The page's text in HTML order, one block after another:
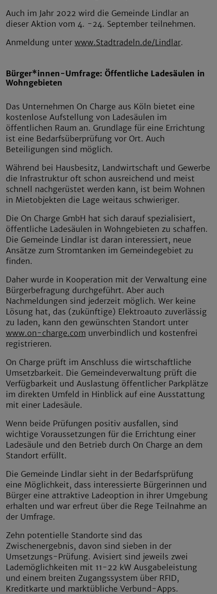
Auch im Jahr 2022 wird die Gemeinde Lindlar an
dieser Aktion vom 4. -24. September teilnehmen.
Anmeldung unter www.Stadtradeln.de/Lindlar.
Bürger*innen-Umfrage: Öffentliche Ladesäulen in
Wohngebieten
Das Unternehmen On Charge aus Köln bietet eine
kostenlose Aufstellung von Ladesäulen im
öffentlichen Raum an. Grundlage für eine Errichtung
ist eine Bedarfsüberprüfung vor Ort. Auch
Beteiligungen sind möglich.
Während bei Hausbesitz, Landwirtschaft und Gewerbe
die Infrastruktur oft schon ausreichend und meist
schnell nachgerüstet werden kann, ist beim Wohnen
in Mietobjekten die Lage weitaus schwieriger.
Die On Charge GmbH hat sich darauf spezialisiert,
öffentliche Ladesäulen in Wohngebieten zu schaffen.
Die Gemeinde Lindlar ist daran interessiert, neue
Ansätze zum Stromtanken im Gemeindegebiet zu
finden.
Daher wurde in Kooperation mit der Verwaltung eine
Bürgerbefragung durchgeführt. Aber auch
Nachmeldungen sind jederzeit möglich. Wer keine
Lösung hat, das (zukünftige) Elektroauto zuverlässig
zu laden, kann den gewünschten Standort unter
www.on-charge.com unverbindlich und kostenfrei
registrieren.
On Charge prüft im Anschluss die wirtschaftliche
Umsetzbarkeit. Die Gemeindeverwaltung prüft die
Verfügbarkeit und Auslastung öffentlicher Parkplätze
im direkten Umfeld in Hinblick auf eine Ausstattung
mit einer Ladesäule.
Wenn beide Prüfungen positiv ausfallen, sind
wichtige Voraussetzungen für die Errichtung einer
Ladesäule und den Betrieb durch On Charge an dem
Standort erfüllt.
Die Gemeinde Lindlar sieht in der Bedarfsprüfung
eine Möglichkeit, dass interessierte Bürgerinnen und
Bürger eine attraktive Ladeoption in ihrer Umgebung
erhalten und war erfreut über die Rege Teilnahme an
der Umfrage.
Zehn potentielle Standorte sind das
Zwischenergebnis, davon sind sieben in der
Umsetzungs-Prüfung. Avisiert sind jeweils zwei
Lademöglichkeiten mit 11-22 kW Ausgabeleistung
und einem breiten Zugangssystem über RFID,
Kreditkarte und marktübliche Verbund-Apps.